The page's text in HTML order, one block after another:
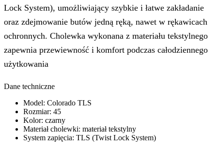
Lock System), umożliwiający szybkie i łatwe zakładanie
oraz zdejmowanie butów jedną ręką, nawet w rękawicach
ochronnych. Cholewka wykonana z materiału tekstylnego
zapewnia przewiewność i komfort podczas całodziennego
użytkowania
Dane techniczne
Model: Colorado TLS
Rozmiar: 45
Kolor: czarny
Materiał cholewki: materiał tekstylny
System zapięcia: TLS (Twist Lock System)